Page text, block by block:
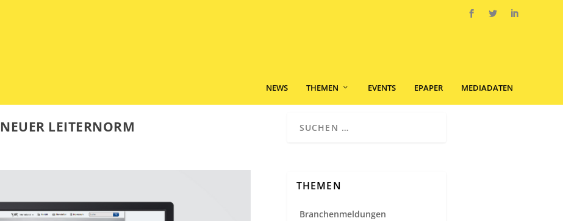
NEWS THEMEN EVENTS EPAPER MEDIADATEN
LEITERNORM
THEMEN
Branchenmeldungen